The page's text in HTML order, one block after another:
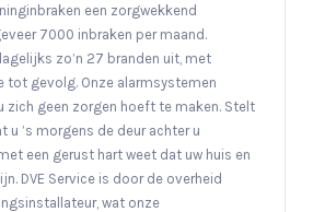
een zorgwekkend
7000 inbraken per maand.
zo’n 27 branden uit, met
tot gevolg. Onze alarmsystemen
zich geen zorgen hoeft te maken. Stelt
u ’s morgens de deur achter u
een gerust hart weet dat uw huis en
DVE Service is door de overheid
wat onze